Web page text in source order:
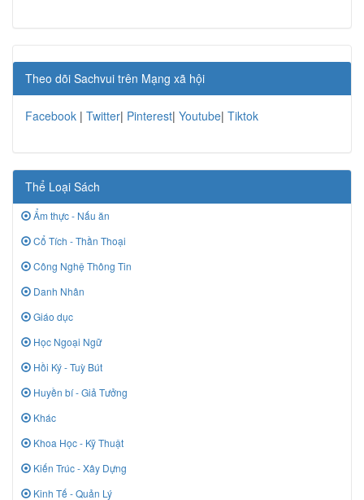
Theo dõi Sachvui trên Mạng xã hội
Facebook | Twitter| Pinterest| Youtube| Tiktok
Thể Loại Sách
Ẩm thực - Nấu ăn
Cổ Tích - Thần Thoại
Công Nghệ Thông Tin
Danh Nhân
Giáo dục
Học Ngoại Ngữ
Hồi Ký - Tuỳ Bút
Huyền bí - Giả Tưởng
Khác
Khoa Học - Kỹ Thuật
Kiến Trúc - Xây Dựng
Kinh Tế - Quản Lý